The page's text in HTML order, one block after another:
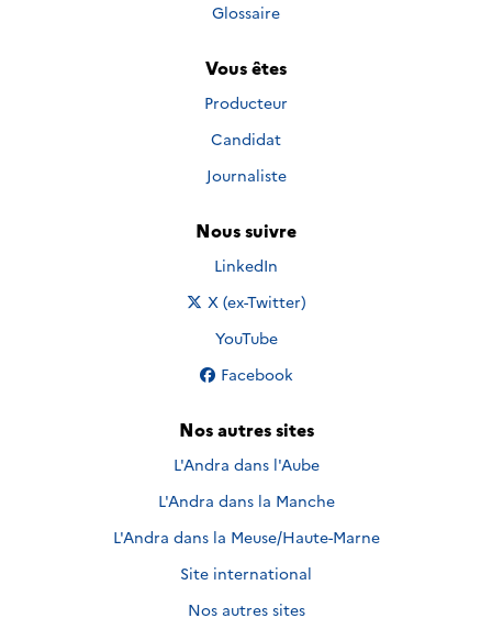
Glossaire
Vous êtes
Producteur
Candidat
Journaliste
Nous suivre
Nous suivre sur
LinkedIn
Nous suivre sur
X (ex-Twitter)
Nous suivre sur
YouTube
Nous suivre sur
Facebook
Nos autres sites
L'Andra dans l'Aube
L'Andra dans la Manche
L'Andra dans la Meuse/Haute-Marne
Site international
Nos autres sites